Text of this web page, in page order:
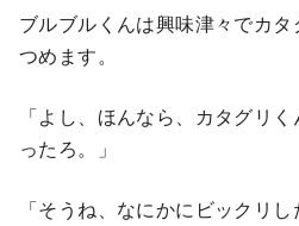
ブルブルくんは興味津々でカ
つめます。
「よし、ほんなら、カタグリ
ったろ。」
「そうね、なにかにビックリ